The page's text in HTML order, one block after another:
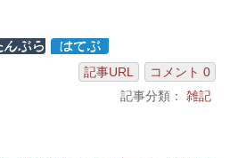
記事URL
コメント 0
記事分類： 雑記